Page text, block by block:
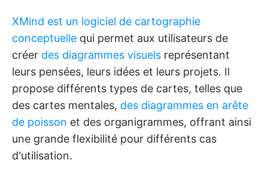
XMind est un logiciel de cartographie
conceptuelle qui permet aux utilisateurs de
créer des diagrammes visuels représentant
leurs pensées, leurs idées et leurs projets. Il
propose différents types de cartes, telles que
des cartes mentales, des diagrammes en arête
de poisson et des organigrammes, offrant ainsi
une grande flexibilité pour différents cas
d'utilisation.